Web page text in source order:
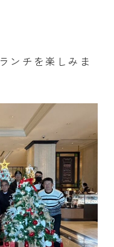
ランチを楽しみま